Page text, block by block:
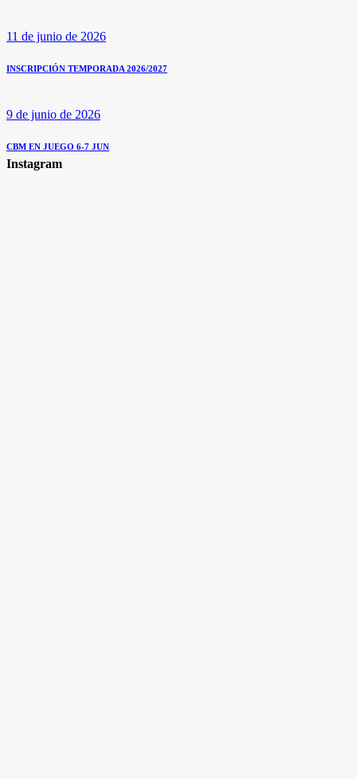
11 de junio de 2026
INSCRIPCIÓN TEMPORADA 2026/2027
9 de junio de 2026
CBM EN JUEGO 6-7 JUN
Instagram